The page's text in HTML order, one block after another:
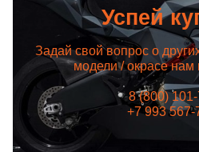
Успей
Задай свой вопрос о
модели / окрасе
8 (800)
+7 993 567-